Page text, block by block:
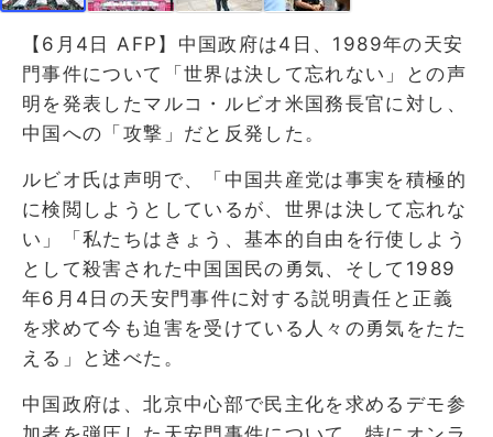
【6月4日 AFP】中国政府は4日、1989年の天安
門事件について「世界は決して忘れない」との声
明を発表したマルコ・ルビオ米国務長官に対し、
中国への「攻撃」だと反発した。
ルビオ氏は声明で、「中国共産党は事実を積極的
に検閲しようとしているが、世界は決して忘れな
い」「私たちはきょう、基本的自由を行使しよう
として殺害された中国国民の勇気、そして1989
年6月4日の天安門事件に対する説明責任と正義
を求めて今も迫害を受けている人々の勇気をたた
える」と述べた。
中国政府は、北京中心部で民主化を求めるデモ参